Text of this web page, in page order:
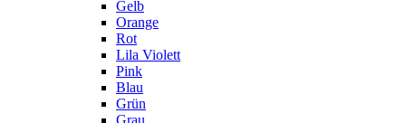
Gelb
Orange
Rot
Lila Violett
Pink
Blau
Grün
Grau